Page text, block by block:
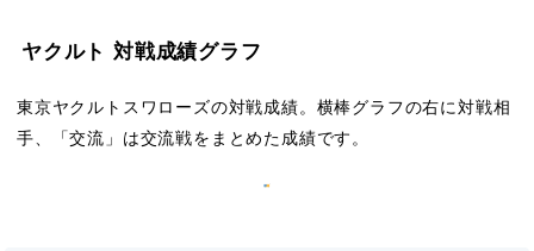
ヤクルト 対戦成績グラフ
東京ヤクルトスワローズの対戦成績。横棒グラフの右に対戦相
手、「交流」は交流戦をまとめた成績です。